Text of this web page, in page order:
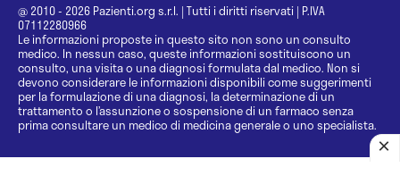
@ 2010 - 2026 Pazienti.org s.r.l. | Tutti i diritti riservati | P.IVA
07112280966
Le informazioni proposte in questo sito non sono un consulto
medico. In nessun caso, queste informazioni sostituiscono un
consulto, una visita o una diagnosi formulata dal medico. Non si
devono considerare le informazioni disponibili come suggerimenti
per la formulazione di una diagnosi, la determinazione di un
trattamento o l’assunzione o sospensione di un farmaco senza
prima consultare un medico di medicina generale o uno specialista.